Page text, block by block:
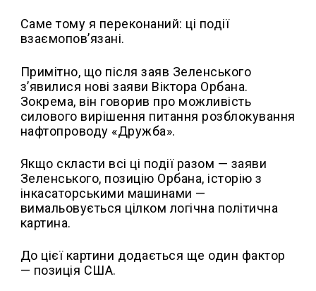
Саме тому я переконаний: ці події
взаємопов’язані.
Примітно, що після заяв Зеленського
з’явилися нові заяви Віктора Орбана.
Зокрема, він говорив про можливість
силового вирішення питання розблокування
нафтопроводу «Дружба».
Якщо скласти всі ці події разом — заяви
Зеленського, позицію Орбана, історію з
інкасаторськими машинами —
вимальовується цілком логічна політична
картина.
До цієї картини додається ще один фактор
— позиція США.